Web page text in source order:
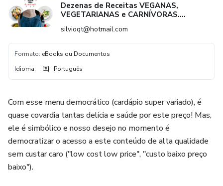
Dezenas de Receitas VEGANAS,
VEGETARIANAS e CARNÍVORAS.
ou + em 1 mês ou antes. Gostosas, fáceis
e saudáveis!
silvioqt@hotmail.com
Formato: eBooks ou Documentos
Idioma: Português
Com esse menu democrático (cardápio super variado), é
quase covardia tantas delícia e saúde por este preço! Mas,
ele é simbólico e nosso desejo no momento é
democratizar o acesso a este conteúdo de alta qualidade
sem custar caro ("low cost low price", "custo baixo preço
baixo").